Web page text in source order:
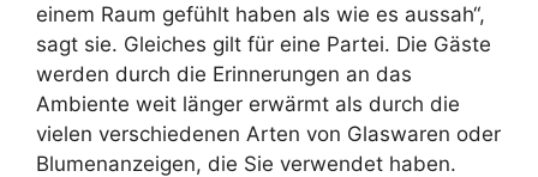
einem Raum gefühlt haben als wie es aussah“,
sagt sie. Gleiches gilt für eine Partei. Die Gäste
werden durch die Erinnerungen an das
Ambiente weit länger erwärmt als durch die
vielen verschiedenen Arten von Glaswaren oder
Blumenanzeigen, die Sie verwendet haben.